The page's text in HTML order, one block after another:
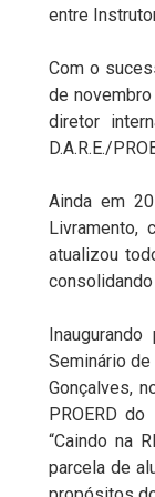
entre
Com o
de
diretor
D.A.R.E./
Ainda em
Livramento,
atualizou
Seminário
Gonçalves,
PROERD
“Caindo na
parcela de